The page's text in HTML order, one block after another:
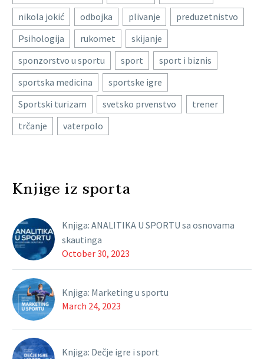
nikola jokić
odbojka plivanje
preduzetnistvo
Psihologija
rukomet
skijanje
sponzorstvo u sportu
sport
sport i biznis
sportska medicina
sportske igre
Sportski turizam
svetsko prvenstvo
trener
trčanje
vaterpolo
Knjige iz sporta
Knjiga: ANALITIKA U SPORTU sa osnovama
skautinga
October 30, 2023
Knjiga: Marketing u sportu
March 24, 2023
Knjiga: Dečje igre i sport